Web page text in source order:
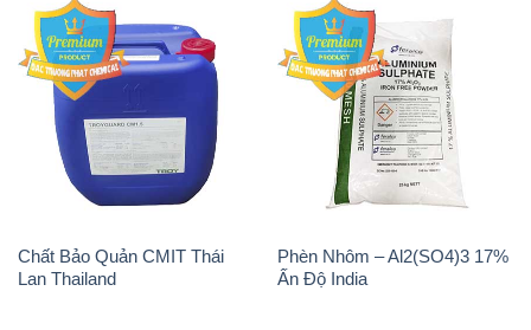
Chất Bảo Quản CMIT Thái
Lan Thailand
Phèn Nhôm – Al2(SO4)3 17%
Ấn Độ India